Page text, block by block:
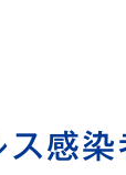
感染